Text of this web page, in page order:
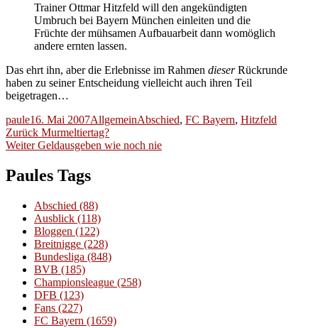
Trainer Ottmar Hitzfeld will den angekündigten
Umbruch bei Bayern München einleiten und die
Früchte der mühsamen Aufbauarbeit dann womöglich
andere ernten lassen.
Das ehrt ihn, aber die Erlebnisse im Rahmen dieserRückrunde
haben zu seiner Entscheidung vielleicht auch ihren Teil
beigetragen…
Autor
pauleVeröffentlicht
am
16. Mai 2007Kategorien
AllgemeinSchlagwörter
Abschied, FC Bayern, Hitzfeld
Beitragsnavigation
Zurück Vorheriger
Beitrag:
Murmeltiertag?
Weiter Nächster
Geldausgeben wie noch nie
Paules Tags
Abschied (88)
Ausblick (118)
Bloggen (122)
Breitnigge (228)
Bundesliga (848)
BVB (185)
Championsleague (258)
DFB (123)
Fans (227)
FC Bayern (1659)